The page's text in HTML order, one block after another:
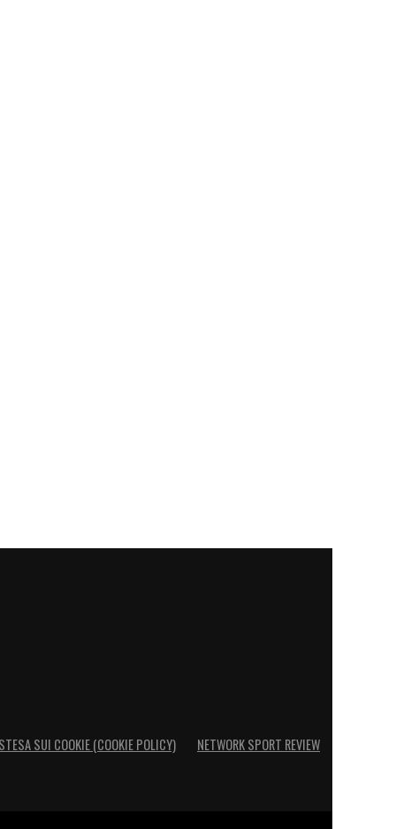
SUI COOKIE (COOKIE POLICY) NETWORK SPORT REVIEW